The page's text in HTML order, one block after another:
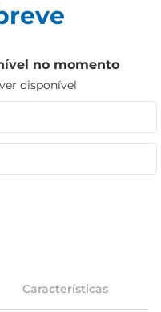
no momento
disponível
Características